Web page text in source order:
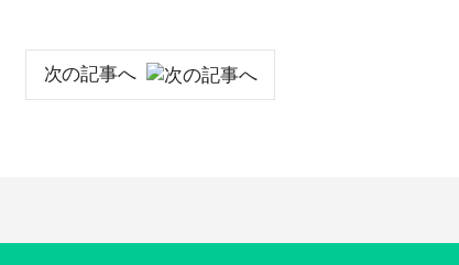
次の記事へ